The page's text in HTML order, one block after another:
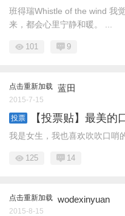
班得瑞Whistle of the wind 我
来，都会心里宁静和暖。 ...
101 9
点击重新加载 蓝田
2015-7-15
投票 【投票贴】最美的
我是女生，我也喜欢吹吹口哨
125 14
点击重新加载 wodexinyuan
2015-8-15